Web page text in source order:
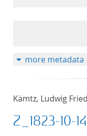
more metadata
Kämtz, Ludwig
Z_1823-10-